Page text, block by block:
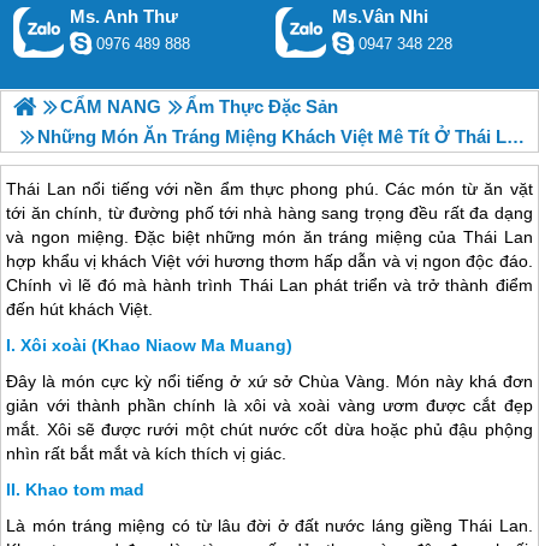
Ms. Anh Thư
0976 489 888
Ms.Vân Nhi
0947 348 228
CẨM NANG
Ẩm Thực Đặc Sản
Những Món Ăn Tráng Miệng Khách Việt Mê Tít Ở Thái Lan
Thái Lan nổi tiếng với nền ẩm thực phong phú. Các món từ ăn vặt
tới ăn chính, từ đường phố tới nhà hàng sang trọng đều rất đa dạng
và ngon miệng. Đặc biệt những món ăn tráng miệng của Thái Lan
hợp khẩu vị khách Việt với hương thơm hấp dẫn và vị ngon độc đáo.
Chính vì lẽ đó mà hành trình Thái Lan phát triển và trở thành điểm
đến hút khách Việt.
Xôi xoài (Khao Niaow Ma Muang)
Đây là món cực kỳ nổi tiếng ở xứ sở Chùa Vàng. Món này khá đơn
giản với thành phần chính là xôi và xoài vàng ươm được cắt đẹp
mắt. Xôi sẽ được rưới một chút nước cốt dừa hoặc phủ đậu phộng
nhìn rất bắt mắt và kích thích vị giác.
Khao tom mad
Là món tráng miệng có từ lâu đời ở đất nước láng giềngThái Lan.